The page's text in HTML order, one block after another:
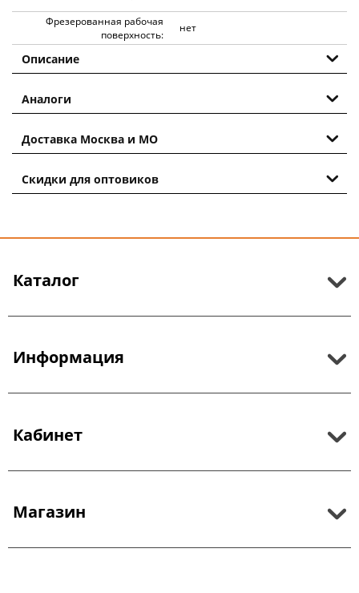
Фрезерованная рабочая
поверхность:
нет
Описание
Аналоги
Доставка Москва и МО
Скидки для оптовиков
Каталог
Информация
Кабинет
Магазин